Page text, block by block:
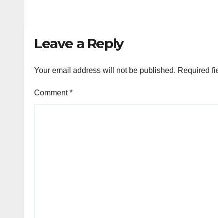
Leave a Reply
Your email address will not be published. Required
Comment*